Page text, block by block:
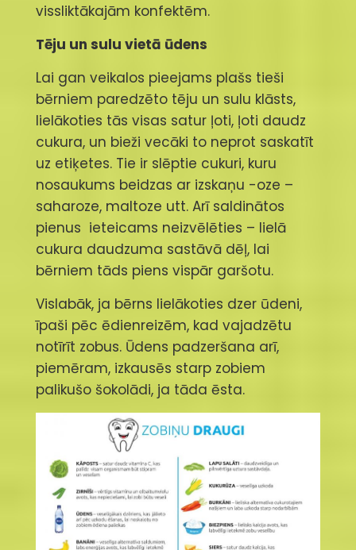
vissliktākajām konfektēm.
Tēju un sulu vietā ūdens
Lai gan veikalos pieejams plašs tieši
bērniem paredzēto tēju un sulu klāsts,
lielākoties tās visas satur ļoti, ļoti daudz
cukura, un bieži vecāki to neprot saskatīt
uz etiķetes. Tie ir slēptie cukuri, kuru
nosaukums beidzas ar izskaņu -oze –
saharoze, maltoze utt. Arī saldinātos
pienus ieteicams neizvēlēties – lielā
cukura daudzuma sastāvā dēļ, lai
bērniem tāds piens vispār garšotu.
Vislabāk, ja bērns lielākoties dzer ūdeni,
īpaši pēc ēdienreizēm, kad vajadzētu
notīrīt zobus. Ūdens padzeršana arī,
piemēram, izkausēs starp zobiem
palikušo šokolādi, ja tāda ēsta.